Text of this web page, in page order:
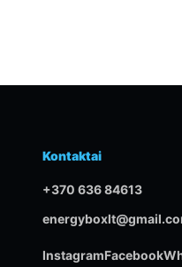
Kontaktai
+370 636 84613
InstagramFacebook